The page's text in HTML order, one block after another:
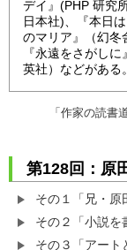
デイ』(PHP 研究
日本社)、『本日
のマリア』（幻冬
『永遠をさがし
英社）などがある。
「作家の読書
第128回：原
その１「兄・原
その２「小説を
その３「アート